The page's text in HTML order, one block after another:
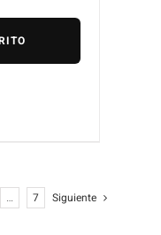
… 7 Siguiente